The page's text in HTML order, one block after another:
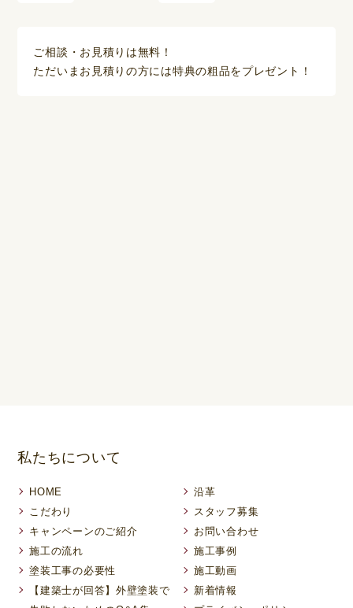
ご相談・お見積りは無料！
ただいまお見積りの方には特典の粗品をプレゼント！
私たちについて
HOME
こだわり
キャンペーンのご紹介
施工の流れ
塗装工事の必要性
【建築士が回答】外壁塗装で
沿革
スタッフ募集
お問い合わせ
施工事例
施工動画
新着情報